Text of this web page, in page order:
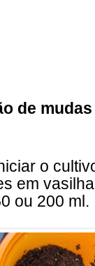
de
o
em
ou 200 ml.